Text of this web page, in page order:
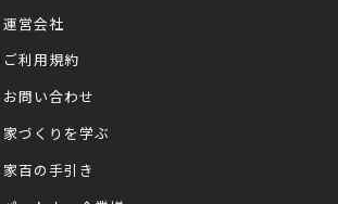
運営会社
ご利用規約
お問い合わせ
家づくりを学ぶ
家百の手引き